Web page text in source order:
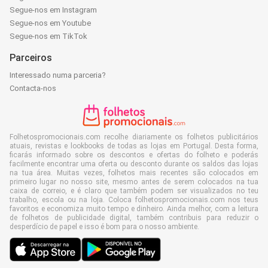
Segue-nos em Instagram
Segue-nos em Youtube
Segue-nos em TikTok
Parceiros
Interessado numa parceria?
Contacta-nos
Folhetospromocionais.com recolhe diariamente os folhetos publicitários
atuais, revistas e lookbooks de todas as lojas em Portugal. Desta forma,
ficarás informado sobre os descontos e ofertas do folheto e poderás
facilmente encontrar uma oferta ou desconto durante os saldos das lojas
na tua área. Muitas vezes, folhetos mais recentes são colocados em
primeiro lugar no nosso site, mesmo antes de serem colocados na tua
caixa de correio, e é claro que também podem ser visualizados no teu
trabalho, escola ou na loja. Coloca folhetospromocionais.com nos teus
favoritos e economiza muito tempo e dinheiro. Ainda melhor, com a leitura
de folhetos de publicidade digital, também contribuis para reduzir o
desperdício de papel e isso é bom para o nosso ambiente.